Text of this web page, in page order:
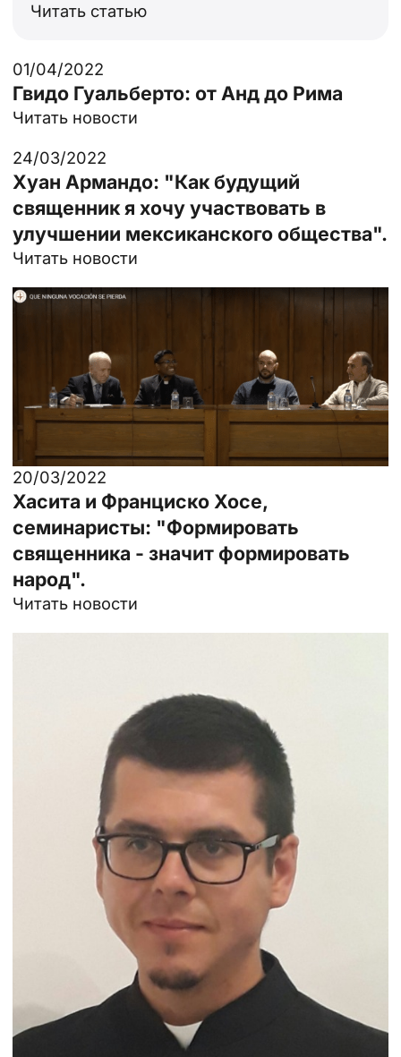
Читать статью
01/04/2022
Гвидо Гуальберто: от Анд до Рима
Читать новости
24/03/2022
Хуан Армандо: "Как будущий
священник я хочу участвовать в
улучшении мексиканского общества".
Читать новости
20/03/2022
Хасита и Франциско Хосе,
семинаристы: "Формировать
священника - значит формировать
народ".
Читать новости